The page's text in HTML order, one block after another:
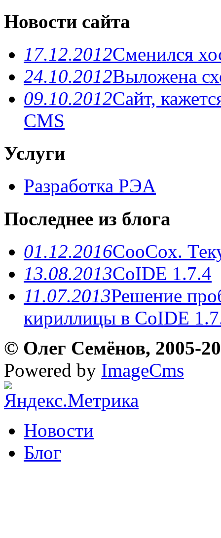
Новости сайта
17.12.2012Сменился
24.10.2012Выложена
09.10.2012Сайт,
CMS
Услуги
Разработка РЭА
Последнее из блога
01.12.2016CooCox.
13.08.2013CoIDE 1.7.4
11.07.2013Решение
кириллицы в CoIDE
© Олег Семёнов, 2005-
Powered by ImageCms
Новости
Блог